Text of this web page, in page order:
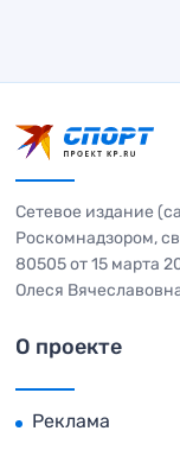
Сетевое издание
Роскомнадзором,
80505 от 15 марта
Олеся
О проекте
Реклама